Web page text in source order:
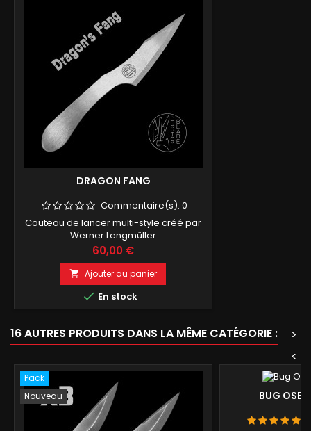
DRAGON FANG
Commentaire(s): 0
Couteau de lancer multi-style créé par
Werner Lengmüller
Prix
60,00 €
 Ajouter au panier
 En stock
16 AUTRES PRODUITS DANS LA MÊME CATÉGORIE :
>
<
Pack
Nouveau
BUG